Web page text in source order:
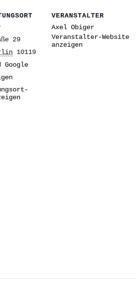
29
10119
Google
VERANSTALTER
Axel Obiger
Veranstalter-Website
anzeigen